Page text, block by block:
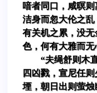
喑者同口，咸暝
洁身而忽大伦之
有关机之累，没
色，何有大雅而无
“夫绳舒则木
四凶戮，宣尼任
堙，朝日出则萤